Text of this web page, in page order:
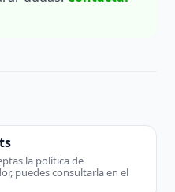
la política de
puedes consultarla en el